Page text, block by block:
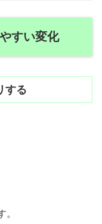
すい変化
する
。